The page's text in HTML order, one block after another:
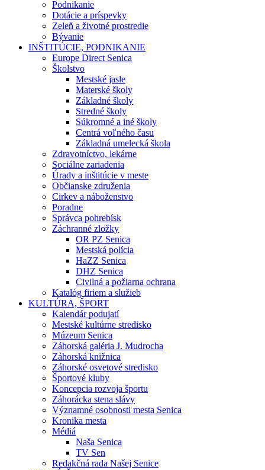
Podnikanie
Dotácie a príspevky
Zeleň a životné prostredie
Bývanie
INŠTITÚCIE, PODNIKANIE
Europe Direct Senica
Školstvo
Mestské jasle
Materské školy
Základné školy
Stredné školy
Súkromné a iné školy
Centrá voľného času
Základná umelecká škola
Zdravotníctvo, lekárne
Sociálne zariadenia
Úrady a inštitúcie v meste
Občianske združenia
Cirkev a náboženstvo
Poradne
Správca pohrebísk
Záchranné zložky
OR PZ Senica
Mestská polícia
HaZZ Senica
DHZ Senica
Civilná a požiarna ochrana
Katalóg firiem a služieb
KULTÚRA, ŠPORT
Kalendár podujatí
Mestské kultúrne stredisko
Múzeum Senica
Záhorská galéria J. Mudrocha
Záhorská knižnica
Záhorské osvetové stredisko
Športové kluby
Koncepcia rozvoja športu
Záhorácka stena slávy
Významné osobnosti mesta Senica
Kronika mesta
Médiá
Naša Senica
TV Sen
Redakčná rada Našej Senice